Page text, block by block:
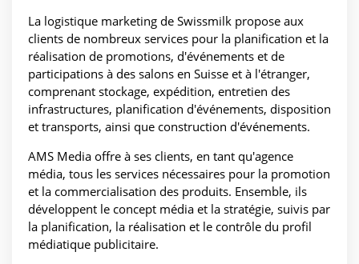
La logistique marketing de Swissmilk propose aux
clients de nombreux services pour la planification et la
réalisation de promotions, d'événements et de
participations à des salons en Suisse et à l'étranger,
comprenant stockage, expédition, entretien des
infrastructures, planification d'événements, disposition
et transports, ainsi que construction d'événements.
AMS Media offre à ses clients, en tant qu'agence
média, tous les services nécessaires pour la promotion
et la commercialisation des produits. Ensemble, ils
développent le concept média et la stratégie, suivis par
la planification, la réalisation et le contrôle du profil
médiatique publicitaire.